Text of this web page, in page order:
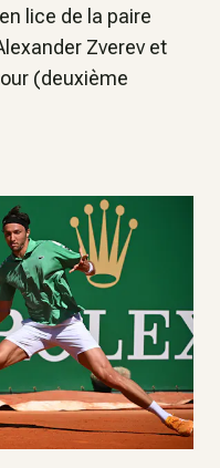
lice de la paire
Zverev et
(deuxième